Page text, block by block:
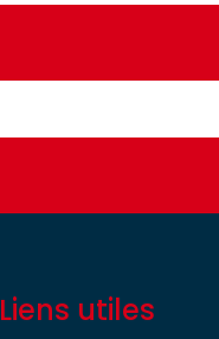
Liens utiles